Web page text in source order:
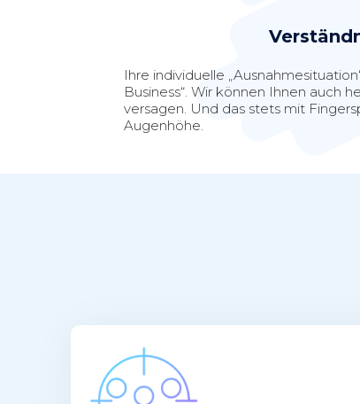
Ihre individuelle
Business“. Wir können Ihnen auch
versagen. Und das stets mit
Augenhöhe.